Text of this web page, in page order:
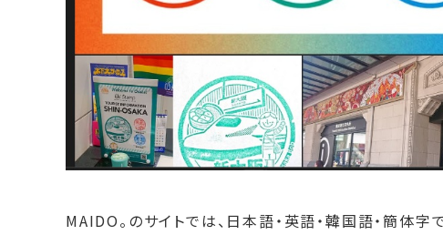
MAIDO。のサイトでは、日本語・英語・韓国語・簡体